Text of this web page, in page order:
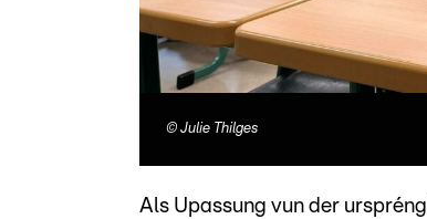
© Julie Thilges
Als Upassung vun der